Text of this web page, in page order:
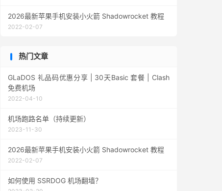
2026最新苹果手机安装小火箭 Shadowrocket 教程
2022-02-07
热门文章
GLaDOS 礼品码优惠分享 | 30天Basic 套餐 | Clash
免费机场
2022-04-10
机场跑路名单（持续更新）
2023-11-30
2026最新苹果手机安装小火箭 Shadowrocket 教程
2022-02-07
如何使用 SSRDOG 机场翻墙？